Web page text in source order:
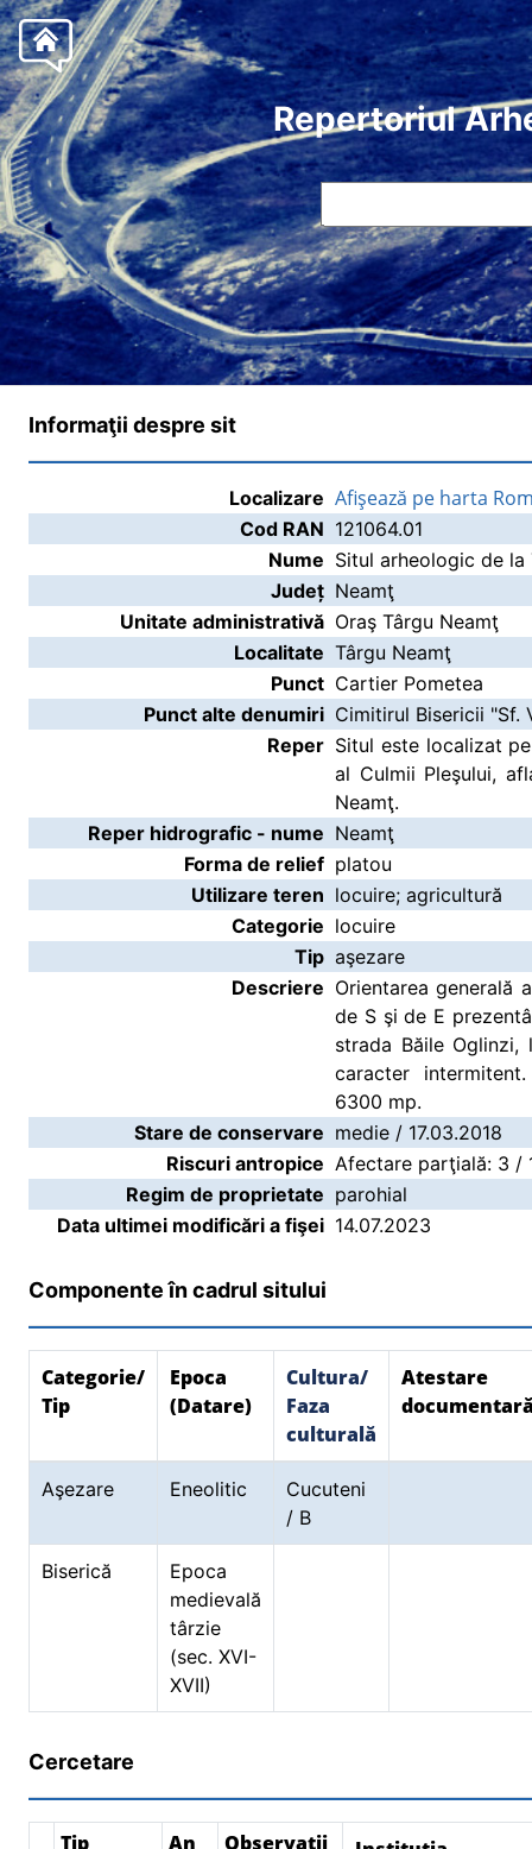
Repertoriul
Informaţii despre sit
Localizare Afişează pe harta
Cod RAN 121064.01
Nume Situl arheologic de
Județ Neamţ
Unitate administrativă Oraş Târgu Neamţ
Localitate Târgu Neamţ
Punct Cartier Pometea
Punct alte denumiri Cimitirul Bisericii "Sf.
Reper Situl este localizat
al Culmii Pleşului,
Neamţ.
Reper hidrografic - nume Neamţ
Forma de relief platou
Utilizare teren locuire; agricultură
Categorie locuire
Tip aşezare
Descriere Orientarea generală
de S şi de E
strada Băile
caracter
6300 mp.
Stare de conservare medie / 17.03.2018
Riscuri antropice Afectare parţială: 3 /
Regim de proprietate parohial
Data ultimei modificări a fişei 14.07.2023
Componente în cadrul sitului
Categorie/
Tip
Epoca
(Datare)
Cultura/
Faza
culturală
Atestare
Aşezare Eneolitic
Cucuteni
/ B
Biserică
Epoca
medievală
târzie
(sec. XVI-
XVII)
Cercetare
Tip An Observații